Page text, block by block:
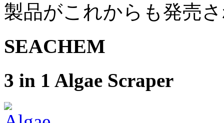
製品がこれからも発売
SEACHEM
3 in 1 Algae Scraper